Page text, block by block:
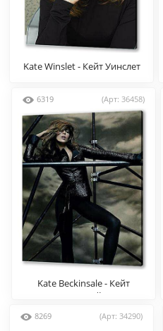
Kate Winslet - Кейт Уинслет
6319 (Арт: 36458)
Kate Beckinsale - Кейт
Бекинсейл
8269 (Арт: 34290)